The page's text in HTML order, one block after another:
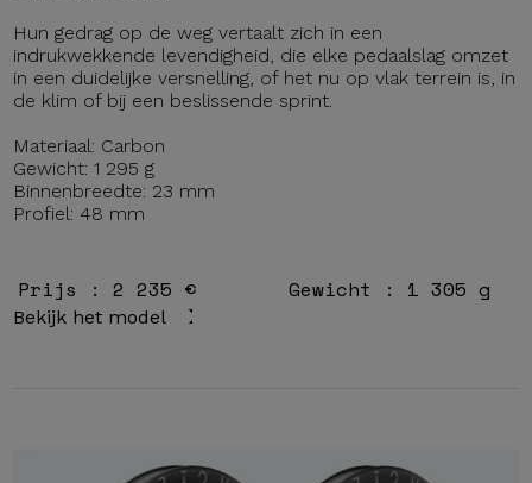
Hun gedrag op de weg vertaalt zich in een
indrukwekkende levendigheid, die elke pedaalslag omzet
in een duidelijke versnelling, of het nu op vlak terrein is, in
de klim of bij een beslissende sprint.
Materiaal: Carbon
Gewicht: 1 295 g
Binnenbreedte: 23 mm
Profiel: 48 mm
Prijs : 2 235 € Gewicht : 1 305 g
Bekijk het model